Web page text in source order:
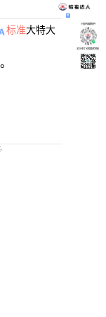
标准大特大
小程序刷题软件
关注“柴丁”获取备考资料